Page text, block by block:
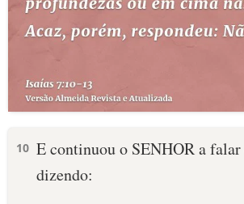
10 E continuou o SENHOR a
dizendo: